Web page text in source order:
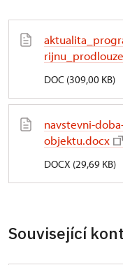
DOC (309,00 KB)
navstevni-
objektu.docx
DOCX (29,69 KB)
Související